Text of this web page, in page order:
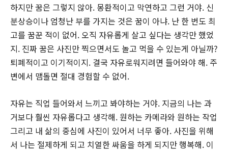
하지만 꿈은 그렇지 않아. 몽환적이고 막연하고 그런 거야. 신
분상승이나 엄청난 부를 가지는 것은 꿈이 아냐. 난 한 번도 최
고를 꿈꾼 적이 없어. 오직 자유롭게 살고 싶다는 생각만 했었
지. 진짜 꿈은 사진만 찍으면서도 놀고 먹을 수 있는게 아닐까?
퇴폐적이고 이기적이지. 결국 자유로워지려면 들어와야 해. 주
변에서 맴돌면 절대 경험할 수 없어.
자유는 직업 들어와서 느끼고 봐야하는 거야. 지금의 나는 과
거보다 훨씬 자유롭다고 생각해. 원하는 카메라와 원하는 작업
그리고 내 삶의 중심에 사진이 있어서 너무 좋아. 사진을 위해
서 나는 절제하게 되고 치열한 싸움을 하게 되지만 행복해. 이